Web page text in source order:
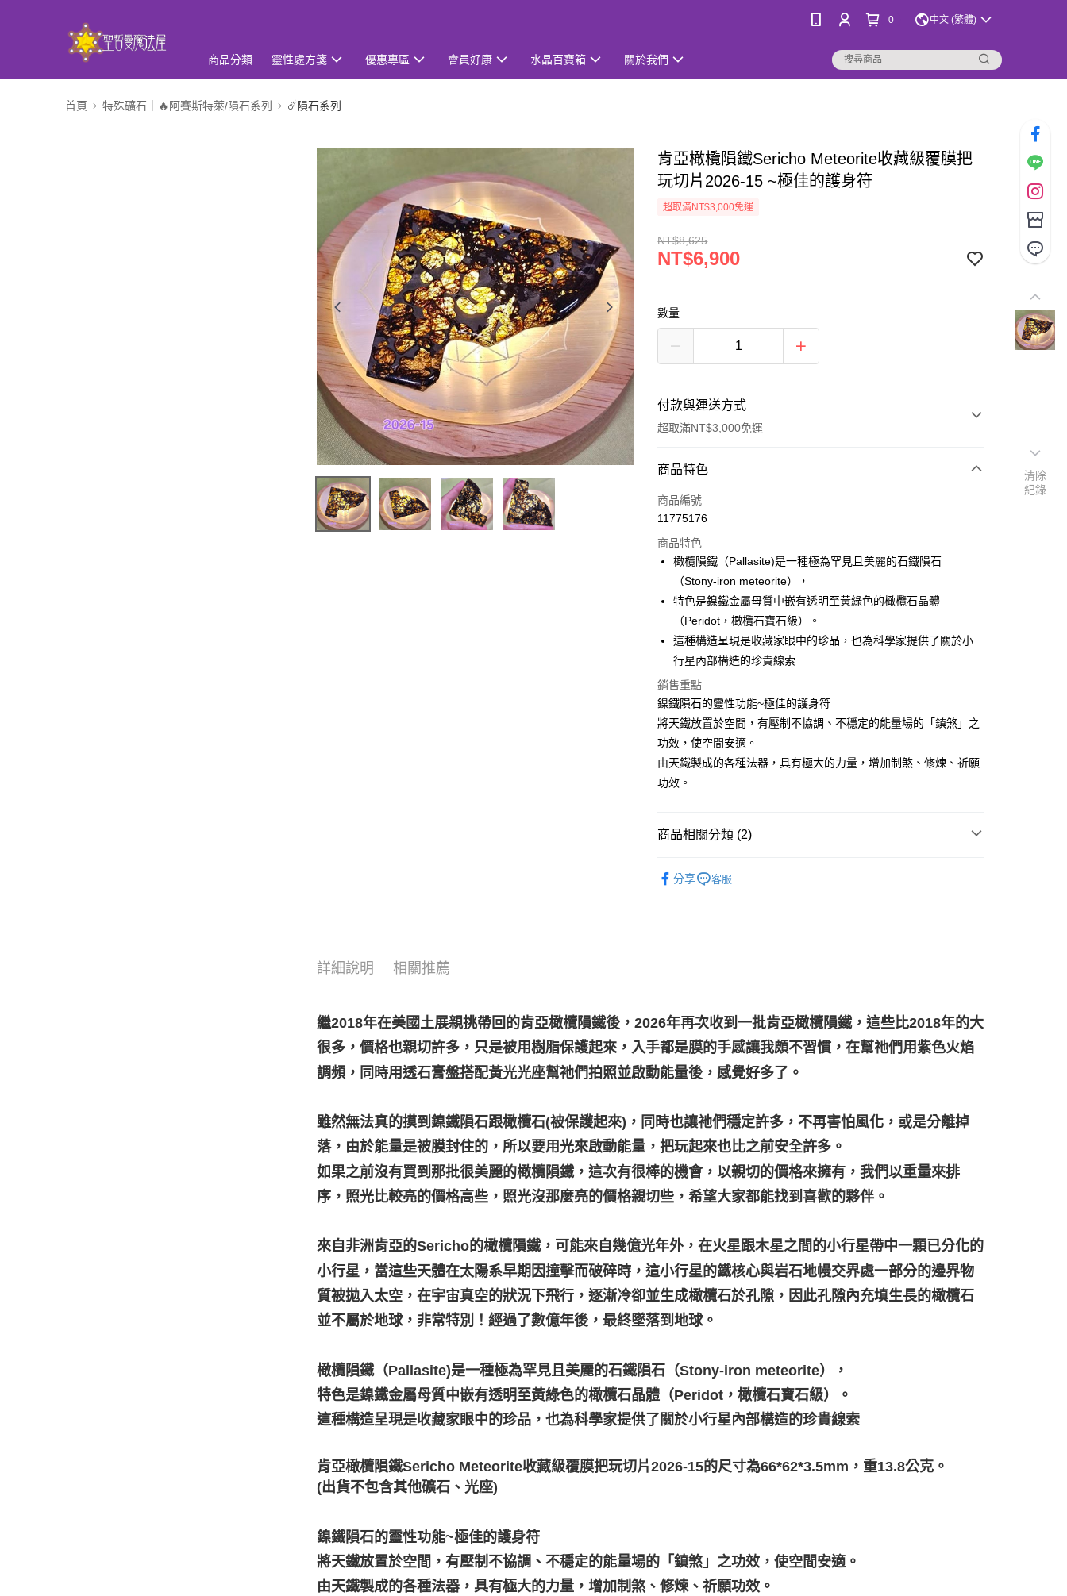
0 中文 (繁體)
商品分類 靈性處方箋 優惠專區 會員好康 水晶百寶箱 關於我們
首頁 特殊礦石｜🔥阿賽斯特萊/隕石系列 ☄️隕石系列
肯亞橄欖隕鐵Sericho Meteorite收藏級覆膜把
玩切片2026-15 ~極佳的護身符
超取滿NT$3,000免運
NT$8,625
NT$6,900
數量
付款與運送方式
超取滿NT$3,000免運
付款方式
信用卡一次付款
LINE Pay
Apple Pay
街口支付
悠遊付
運送方式
全家取貨付款
每筆NT$80，滿NT$3,000(含以上)免運費
每筆NT$80，滿NT$3,000(含以上)免運費
每筆NT$80，滿NT$3,000(含以上)免運費
商品特色
商品編號
11775176
商品特色
橄欖隕鐵（Pallasite)是一種極為罕見且美麗的石鐵隕石
（Stony-iron meteorite），
特色是鎳鐵金屬母質中嵌有透明至黃綠色的橄欖石晶體
（Peridot，橄欖石寶石級）。
這種構造呈現是收藏家眼中的珍品，也為科學家提供了關於小
行星內部構造的珍貴線索
銷售重點
鎳鐵隕石的靈性功能~極佳的護身符
將天鐵放置於空間，有壓制不協調、不穩定的能量場的「鎮煞」之
功效，使空間安適。
由天鐵製成的各種法器，具有極大的力量，增加制煞、修煉、祈願
功效。
商品相關分類 (2)
分享 客服
詳細說明 相關推薦
繼2018年在美國土展親挑帶回的肯亞橄欖隕鐵後，2026年再次收到一批肯亞橄欖隕鐵，這些比2018年的大
很多，價格也親切許多，只是被用樹脂保護起來，入手都是膜的手感讓我頗不習慣，在幫祂們用紫色火焰
調頻，同時用透石膏盤搭配黃光光座幫祂們拍照並啟動能量後，感覺好多了。
雖然無法真的摸到鎳鐵隕石跟橄欖石(被保護起來)，同時也讓祂們穩定許多，不再害怕風化，或是分離掉
落，由於能量是被膜封住的，所以要用光來啟動能量，把玩起來也比之前安全許多。
如果之前沒有買到那批很美麗的橄欖隕鐵，這次有很棒的機會，以親切的價格來擁有，我們以重量來排
序，照光比較亮的價格高些，照光沒那麼亮的價格親切些，希望大家都能找到喜歡的夥伴。
來自非洲肯亞的Sericho的橄欖隕鐵，可能來自幾億光年外，在火星跟木星之間的小行星帶中一顆已分化的
小行星，當這些天體在太陽系早期因撞擊而破碎時，這小行星的鐵核心與岩石地幔交界處一部分的邊界物
質被拋入太空，在宇宙真空的狀況下飛行，逐漸冷卻並生成橄欖石於孔隙，因此孔隙內充填生長的橄欖石
並不屬於地球，非常特別！經過了數億年後，最終墜落到地球。
橄欖隕鐵（Pallasite)是一種極為罕見且美麗的石鐵隕石（Stony-iron meteorite），
特色是鎳鐵金屬母質中嵌有透明至黃綠色的橄欖石晶體（Peridot，橄欖石寶石級）。
這種構造呈現是收藏家眼中的珍品，也為科學家提供了關於小行星內部構造的珍貴線索
肯亞橄欖隕鐵Sericho Meteorite收藏級覆膜把玩切片2026-15的尺寸為66*62*3.5mm，重13.8公克。
(出貨不包含其他礦石、光座)
鎳鐵隕石的靈性功能~極佳的護身符
將天鐵放置於空間，有壓制不協調、不穩定的能量場的「鎮煞」之功效，使空間安適。
由天鐵製成的各種法器，具有極大的力量，增加制煞、修煉、祈願功效。
清除
紀錄